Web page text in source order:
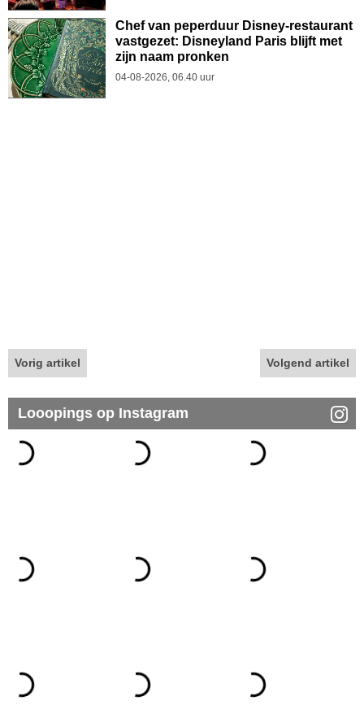
Chef van peperduur Disney-restaurant
vastgezet: Disneyland Paris blijft met
zijn naam pronken
04-08-2026, 06.40 uur
Vorig artikel Volgend artikel
Looopings op Instagram